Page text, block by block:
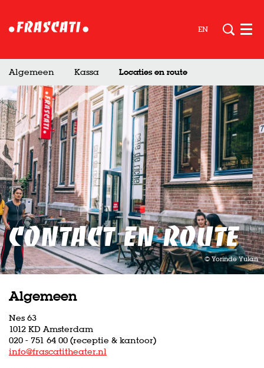
EN
Algemeen Kassa Locaties en route
© Yorinde Yulan
Contact en route
Algemeen
Nes 63
1012 KD Amsterdam
020 - 751 64 00 (receptie & kantoor)
info@frascatitheater.nl